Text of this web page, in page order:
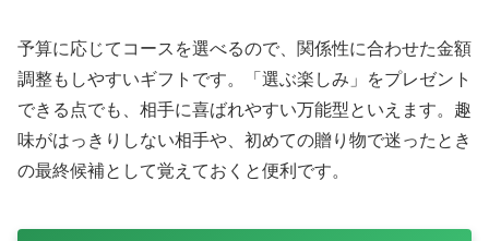
予算に応じてコースを選べるので、関係性に合わせた金額
調整もしやすいギフトです。「選ぶ楽しみ」をプレゼント
できる点でも、相手に喜ばれやすい万能型といえます。趣
味がはっきりしない相手や、初めての贈り物で迷ったとき
の最終候補として覚えておくと便利です。